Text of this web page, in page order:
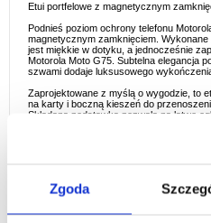
Zgoda
Etui portfelowe z magnetycznym
Podnieś poziom ochrony telefonu
magnetycznym zamknięciem.
jest miękkie w dotyku, a jednocześnie
Motorola Moto G75. Subtelna elegancja
szwami dodaje luksusowego
Zaprojektowane z myślą o wygodzie, to
na karty i boczną kieszeń do
Składana podstawka pozwala na łatwe
się zarówno do pracy, jak i
bocznymi zapięciami magnetycznymi
etui, zapewniając dodatkową wygodę.
nieskazitelnym stanie.